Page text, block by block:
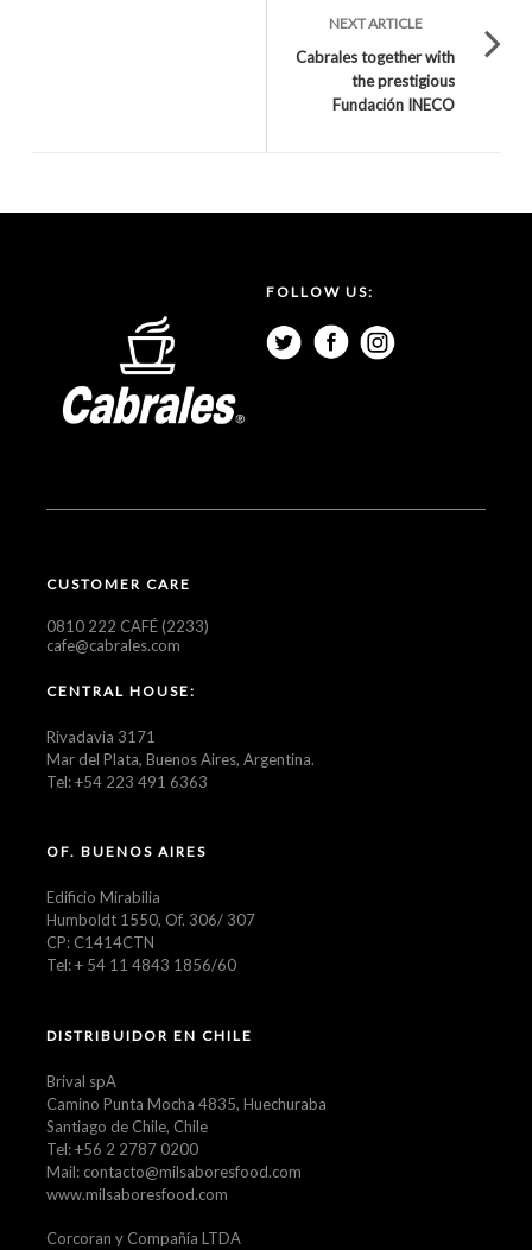
NEXT ARTICLE
Cabrales together with
the prestigious
Fundación INECO
FOLLOW US:
CUSTOMER CARE
0810 222 CAFÉ (2233)
cafe@cabrales.com
CENTRAL HOUSE:
Rivadavia 3171
Mar del Plata, Buenos Aires, Argentina.
Tel: +54 223 491 6363
OF. BUENOS AIRES
Edificio Mirabilia
Humboldt 1550, Of. 306/ 307
CP: C1414CTN
Tel: + 54 11 4843 1856/60
DISTRIBUIDOR EN CHILE
Brival spA
Camino Punta Mocha 4835, Huechuraba
Santiago de Chile, Chile
Tel: +56 2 2787 0200
Mail: contacto@milsaboresfood.com
www.milsaboresfood.com
Corcoran y Compañía LTDA